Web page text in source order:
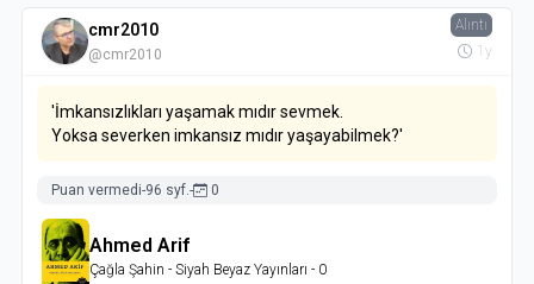
cmr2010
@cmr2010
Alıntı
1y
'İmkansızlıkları yaşamak mıdır sevmek.
Yoksa severken imkansız mıdır yaşayabilmek?'
Puan vermedi-96 syf.- 0
Ahmed Arif
Çağla Şahin - Siyah Beyaz Yayınları - 0